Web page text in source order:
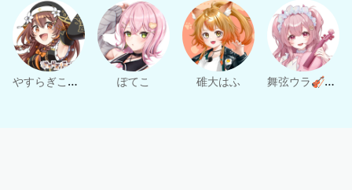
やすらぎこふぃん ぽてこ 碓大はふ 舞弦ウラ🎻🍬ヴァイオリニストV